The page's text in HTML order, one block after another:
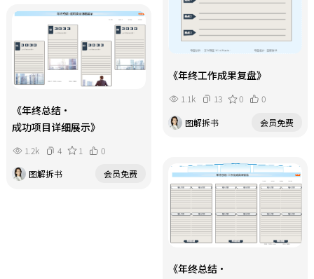
《年终工作成果复盘》
1.1k 13 0
0
图解拆书
会员免费
《年终总结・
成功项目详细展示》
1.2k 4 1
0
图解拆书
会员免费
《年终总结・